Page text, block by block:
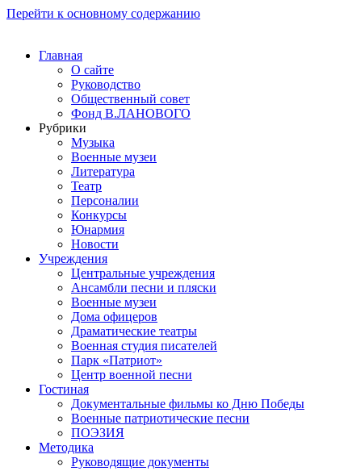
Перейти к основному содержанию
Главная
О сайте
Руководство
Общественный совет
Фонд В.ЛАНОВОГО
Рубрики
Музыка
Военные музеи
Литература
Театр
Персоналии
Конкурсы
Юнармия
Новости
Учреждения
Центральные учреждения
Ансамбли песни и пляски
Военные музеи
Дома офицеров
Драматические театры
Военная студия писателей
Парк «Патриот»
Центр военной песни
Гостиная
Документальные фильмы ко Дню Победы
Военные патриотические песни
ПОЭЗИЯ
Методика
Руководящие документы